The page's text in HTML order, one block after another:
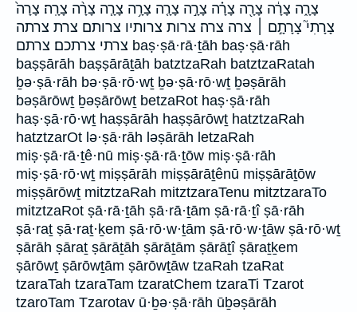
צָרָ֑ה צָרָ֔ה צָרָ֖ה צָרָ֗ה צָרָ֣ה צָרָ֤ה צָרָ֥ה צָרָ֧ה צָרָ֨ה צָרָֽה׃ צָרָה֙
צָרָתִי֮ צָרָתָ֣ם ׀ צרה צרה׃ צרות צרותיו צרותם צרת צרתה
צרתי צרתכם׃ צרתם baṣ·ṣā·rā·ṯāh baṣ·ṣā·rāh
baṣṣārāh baṣṣārāṯāh batztzaRah batztzaRatah
ḇə·ṣā·rāh bə·ṣā·rō·wṯ ḇə·ṣā·rō·wṯ ḇəṣārāh
bəṣārōwṯ ḇəṣārōwṯ betzaRot haṣ·ṣā·rāh
haṣ·ṣā·rō·wṯ haṣṣārāh haṣṣārōwṯ hatztzaRah
hatztzarOt lə·ṣā·rāh ləṣārāh letzaRah
miṣ·ṣā·rā·ṯê·nū miṣ·ṣā·rā·ṯōw miṣ·ṣā·rāh
miṣ·ṣā·rō·wṯ miṣṣārāh miṣṣārāṯênū miṣṣārāṯōw
miṣṣārōwṯ mitztzaRah mitztzaraTenu mitztzaraTo
mitztzaRot ṣā·rā·ṯāh ṣā·rā·ṯām ṣā·rā·ṯî ṣā·rāh
ṣā·raṯ ṣā·raṯ·ḵem ṣā·rō·w·ṯām ṣā·rō·w·ṯāw ṣā·rō·wṯ
ṣārāh ṣāraṯ ṣārāṯāh ṣārāṯām ṣārāṯî ṣāraṯḵem
ṣārōwṯ ṣārōwṯām ṣārōwṯāw tzaRah tzaRat
tzaraTah tzaraTam tzaratChem tzaraTi Tzarot
tzaroTam Tzarotav ū·ḇə·ṣā·rāh ūḇəṣārāh